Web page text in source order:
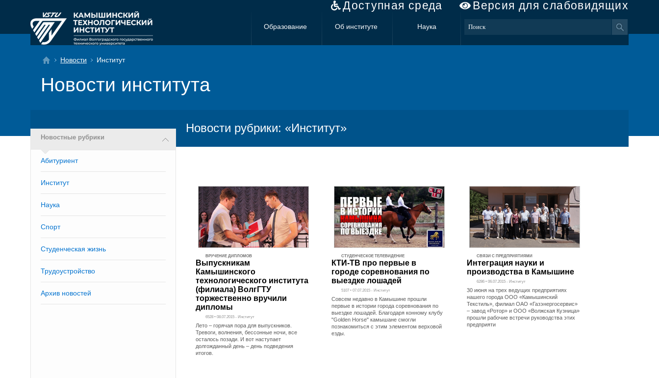
Доступная среда Версия для слабовидящих
Образование Об институте Наука
Новости Институт
Новости института
Новостные рубрики
Абитуриент
Институт
Наука
Спорт
Студенческая жизнь
Трудоустройство
Архив новостей
Новости рубрики: «Институт»
ВРУЧЕНИЕ ДИПЛОМОВ
Выпускникам
Камышинского
технологического института
(филиала) ВолгГТУ
торжественно вручили
дипломы
6528 • 08.07.2015 - Институт
Лето – горячая пора для выпускников.
Тревоги, волнения, бессонные ночи, все
осталось позади. И вот наступает
долгожданный день – день подведения
итогов.
СТУДЕНЧЕСКОЕ ТЕЛЕВИДЕНИЕ
КТИ-ТВ про первые в
городе соревнования по
выездке лошадей
5107 • 07.07.2015 - Институт
Совсем недавно в Камышине прошли
первые в истории города соревнования по
выездке лошадей. Благодаря конному клубу
"Golden Horse" камышане смогли
познакомиться с этим элементом верховой
езды.
СВЯЗИ С ПРЕДПРИЯТИЯМИ
Интеграция науки и
производства в Камышине
6286 • 06.07.2015 - Институт
30 июня на трех ведущих предприятиях
нашего города ООО «Камышинский
Текстиль», филиал ОАО «Газэнергосервис»
– завод «Ротор» и ООО «Волжская Кузница»
прошли рабочие встречи руководства этих
предприяти